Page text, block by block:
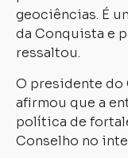
geociências. É
da Conquista e
ressaltou.
O presidente do
afirmou que a
política de
Conselho no